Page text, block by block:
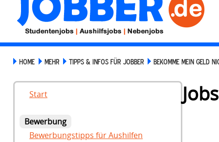
HOME MEHR TIPPS & INFOS FÜR JOBBER BEKOMME MEIN GELD
Start
Bewerbung
Bewerbungstipps für Aushilfen